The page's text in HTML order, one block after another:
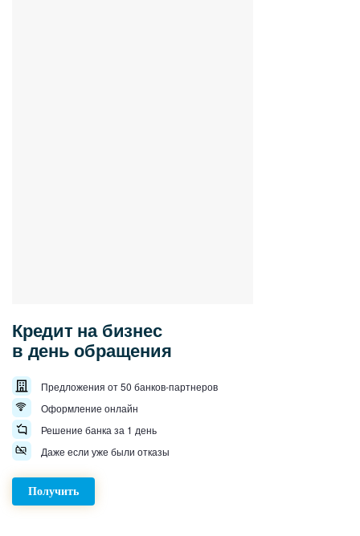
Кредит на бизнес
в день обращения
Предложения от 50 банков-партнеров
Оформление онлайн
Решение банка за 1 день
Даже если уже были отказы
Получить